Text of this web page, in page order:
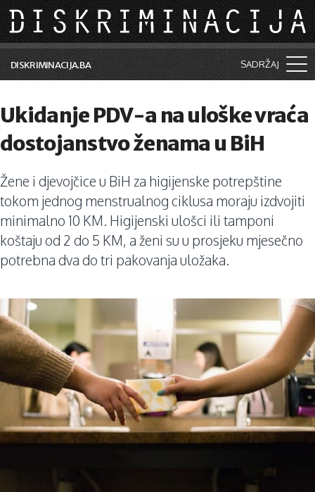
Skip to main content
DISKRIMINACIJA.BA SADRŽAJ
Vijesti i događaji
Aktuelne teme
Kolumne
Lične priče
Saradnja sa medijima
Ukidanje PDV-a na uloške vraća
dostojanstvo ženama u BiH
Žene i djevojčice u BiH za higijenske potrepštine
tokom jednog menstrualnog ciklusa moraju izdvojiti
minimalno 10 KM. Higijenski ulošci ili tamponi
koštaju od 2 do 5 KM, a ženi su u prosjeku mjesečno
potrebna dva do tri pakovanja uložaka.